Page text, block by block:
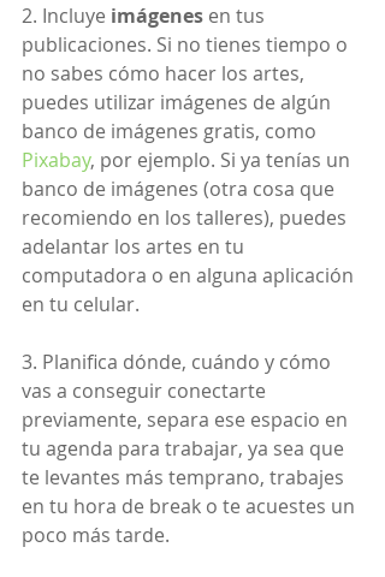
2. Incluye imágenes en tus
publicaciones. Si no tienes tiempo o
no sabes cómo hacer los artes,
puedes utilizar imágenes de algún
banco de imágenes gratis, como
Pixabay, por ejemplo. Si ya tenías un
banco de imágenes (otra cosa que
recomiendo en los talleres), puedes
adelantar los artes en tu
computadora o en alguna aplicación
en tu celular.
3. Planifica dónde, cuándo y cómo
vas a conseguir conectarte
previamente, separa ese espacio en
tu agenda para trabajar, ya sea que
te levantes más temprano, trabajes
en tu hora de break o te acuestes un
poco más tarde.